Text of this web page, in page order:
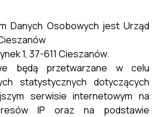
o udzielenie
2024
Danych Osobowych jest Urząd
1, 37-611 Cieszanów.
będą przetwarzane w celu
statystycznych dotyczących
serwisie internetowym na
IP oraz na podstawie